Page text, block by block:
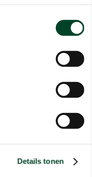
Details tonen